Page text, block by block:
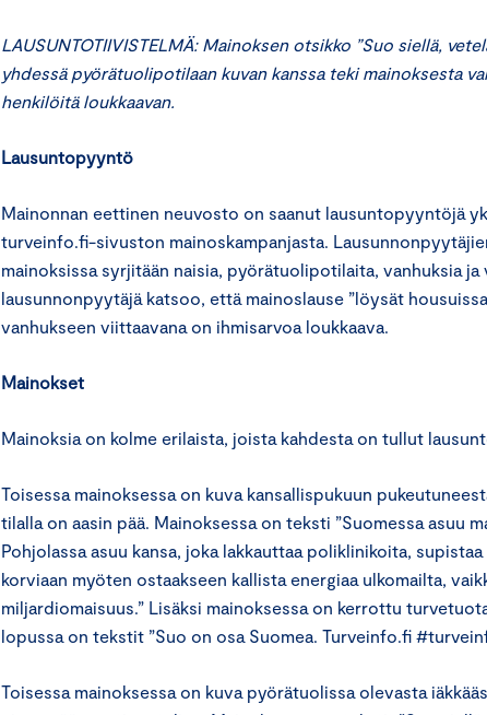
LAUSUNTOTIIVISTELMÄ: Mainoksen otsikko ”Suo siellä,
yhdessäpyörätuolipotilaan kuvan kanssa teki mainoksesta
henkilöitä loukkaavan.
Lausuntopyyntö
Mainonnan eettinen neuvosto on saanut lausuntopyyntöjä
turveinfo.fi-sivuston mainoskampanjasta.
mainoksissa syrjitään naisia, pyörätuolipotilaita, vanhuksia ja
lausunnonpyytäjä katsoo, että mainoslause ”löysät
vanhukseen viittaavana on ihmisarvoa loukkaava.
Mainokset
Mainoksia on kolme erilaista, joista kahdesta on tullut
Toisessa mainoksessa on kuva kansallispukuun
tilalla on aasin pää. Mainoksessa on teksti ”Suomessa asuu
Pohjolassa asuu kansa, joka lakkauttaa poliklinikoita,
korviaan myöten ostaakseen kallista energiaa ulkomailta,
miljardiomaisuus.” Lisäksi mainoksessa on kerrottu
lopussa on tekstit ”Suo on osa Suomea. Turveinfo.fi
Toisessa mainoksessa on kuva pyörätuolissa olevasta